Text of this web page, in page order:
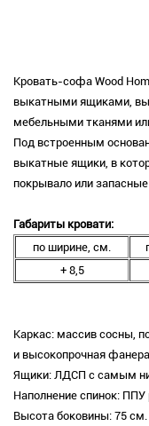
Кровать-софа Wood
выкатными ящиками,
мебельными тканями
Под встроенным
выкатные ящики, в
покрывало или
Габариты кровати:
по ширине, см.
+ 8,5
Каркас: массив сосны,
и высокопрочная
Ящики: ЛДСП с самым
Наполнение спинок:
Высота боковины: 75 см.